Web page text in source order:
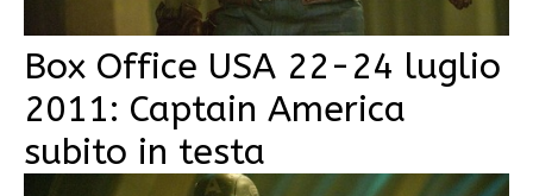
Box Office USA 22-24 luglio
2011: Captain America
subito in testa